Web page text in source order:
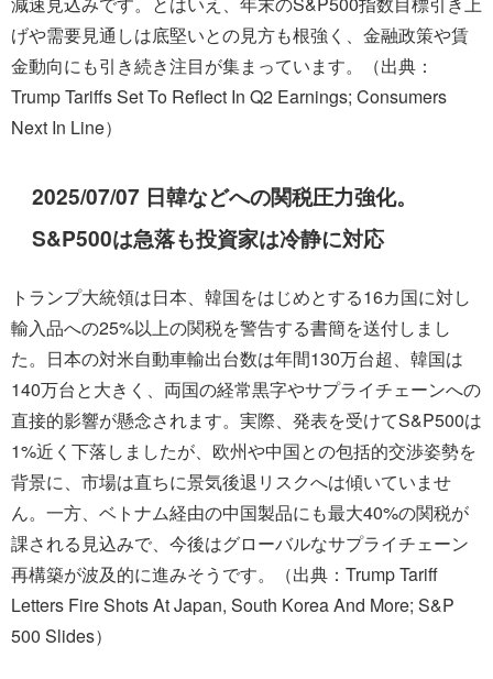
げや需要見通しは底堅いとの見方も根強く、金融政策や賃
金動向にも引き続き注目が集まっています。（出典：
Trump Tariffs Set To Reflect In Q2 Earnings; Consumers
Next In Line）
2025/07/07 日韓などへの関税圧力強化。
S&P500は急落も投資家は冷静に対応
トランプ大統領は日本、韓国をはじめとする16カ国に対し
輸入品への25%以上の関税を警告する書簡を送付しまし
た。日本の対米自動車輸出台数は年間130万台超、韓国は
140万台と大きく、両国の経常黒字やサプライチェーンへの
直接的影響が懸念されます。実際、発表を受けてS&P500は
1%近く下落しましたが、欧州や中国との包括的交渉姿勢を
背景に、市場は直ちに景気後退リスクへは傾いていませ
ん。一方、ベトナム経由の中国製品にも最大40%の関税が
課される見込みで、今後はグローバルなサプライチェーン
再構築が波及的に進みそうです。（出典：Trump Tariff
Letters Fire Shots At Japan, South Korea And More; S&P
500 Slides）